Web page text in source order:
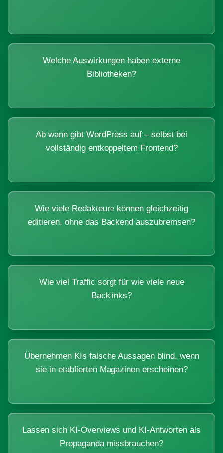
Welche Auswirkungen haben externe
Bibliotheken?
Ab wann gibt WordPress auf – selbst bei
vollständig entkoppeltem Frontend?
Wie viele Redakteure können gleichzeitig
editieren, ohne das Backend auszubremsen?
Wie viel Traffic sorgt für wie viele neue
Backlinks?
Übernehmen KIs falsche Aussagen blind, wenn
sie in etablierten Magazinen erscheinen?
Lassen sich KI-Overviews und KI-Antworten als
Propaganda missbrauchen?